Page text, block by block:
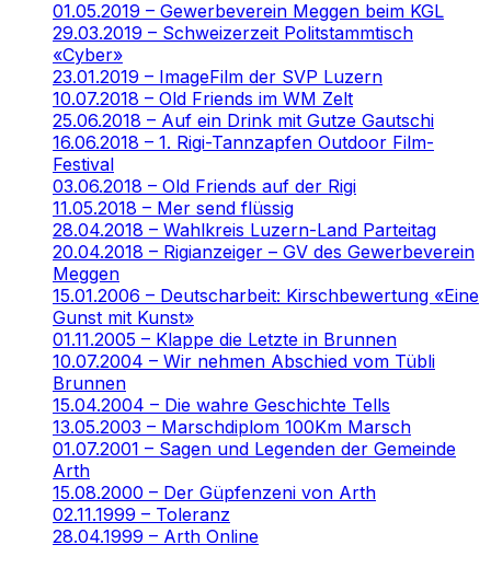
01.05.2019 – Gewerbeverein Meggen beim KGL
29.03.2019 – Schweizerzeit Politstammtisch
«Cyber»
23.01.2019 – ImageFilm der SVP Luzern
10.07.2018 – Old Friends im WM Zelt
25.06.2018 – Auf ein Drink mit Gutze Gautschi
16.06.2018 – 1. Rigi-Tannzapfen Outdoor Film-
Festival
03.06.2018 – Old Friends auf der Rigi
11.05.2018 – Mer send flüssig
28.04.2018 – Wahlkreis Luzern-Land Parteitag
20.04.2018 – Rigianzeiger – GV des Gewerbeverein
Meggen
15.01.2006 – Deutscharbeit: Kirschbewertung «Eine
Gunst mit Kunst»
01.11.2005 – Klappe die Letzte in Brunnen
10.07.2004 – Wir nehmen Abschied vom Tübli
Brunnen
15.04.2004 – Die wahre Geschichte Tells
13.05.2003 – Marschdiplom 100Km Marsch
01.07.2001 – Sagen und Legenden der Gemeinde
Arth
15.08.2000 – Der Güpfenzeni von Arth
02.11.1999 – Toleranz
28.04.1999 – Arth Online